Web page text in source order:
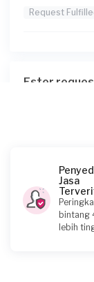
Request
Ester
Nahrira
Cleaning
12 hari yang
Jasa
bintang
lebih